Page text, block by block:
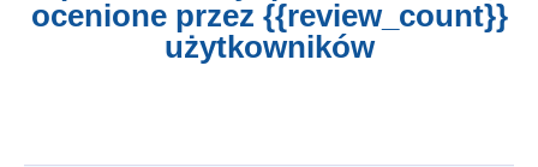
ocenione przez {{review_count}}
użytkowników